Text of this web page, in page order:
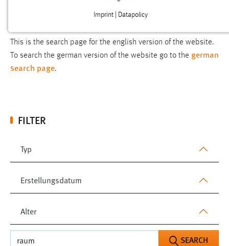
This is the search page for the english version of the website.
To search the german version of the website go to the german
search page.
FILTER
Typ
Erstellungsdatum
Alter
SEARCH
Imprint | Datapolicy